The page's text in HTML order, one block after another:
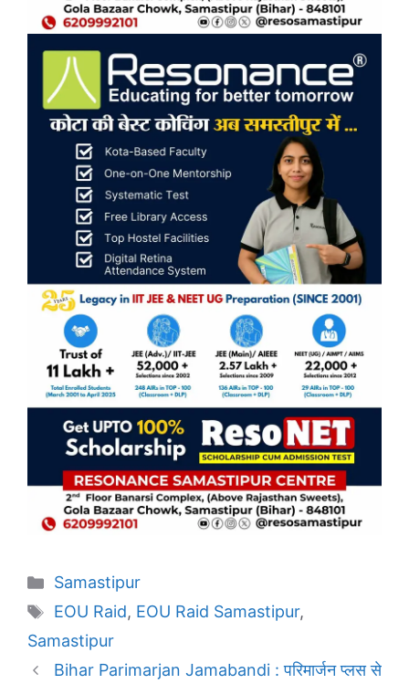
Categories
Samastipur
Tags
EOU Raid, EOU Raid Samastipur,
Samastipur
Bihar Parimarjan Jamabandi : परिमार्जन प्लस से